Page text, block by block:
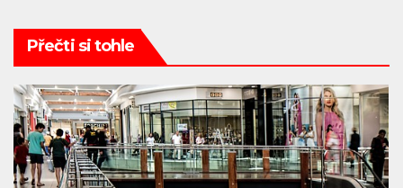
Přečti si tohle